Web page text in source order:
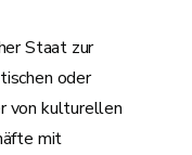
Staat zur
oder
von kulturellen
mit